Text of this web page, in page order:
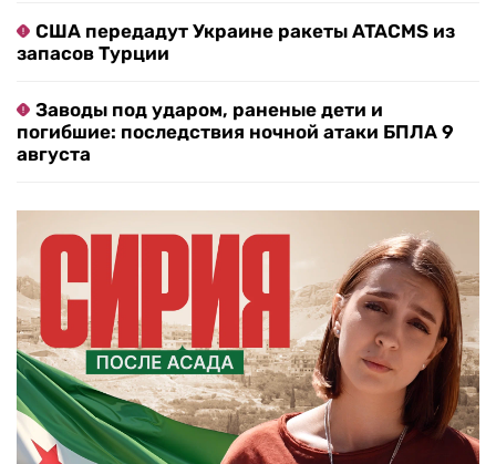
США передадут Украине ракеты ATACMS из
запасов Турции
Заводы под ударом, раненые дети и
погибшие: последствия ночной атаки БПЛА 9
августа